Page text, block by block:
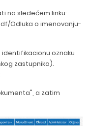
na sledećem linku:
Odluka o imenovanju-
oznaku
zastupnika).
a zatim